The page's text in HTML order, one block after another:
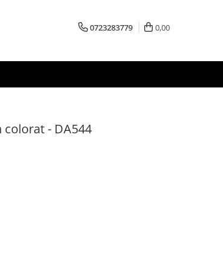
0723283779 0,00
- DA544